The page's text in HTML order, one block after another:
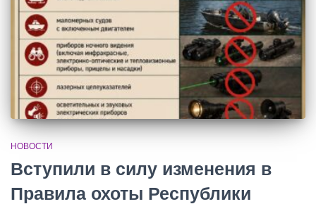
НОВОСТИ
Вступили в силу изменения в
Правила охоты Республики